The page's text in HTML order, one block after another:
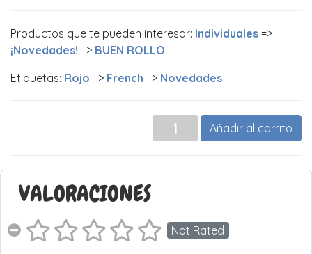
Productos que te pueden interesar: Individuales =>
¡Novedades! => BUEN ROLLO
Etiquetas: Rojo => French => Novedades
Añadir al carrito
VALORACIONES
Not Rated